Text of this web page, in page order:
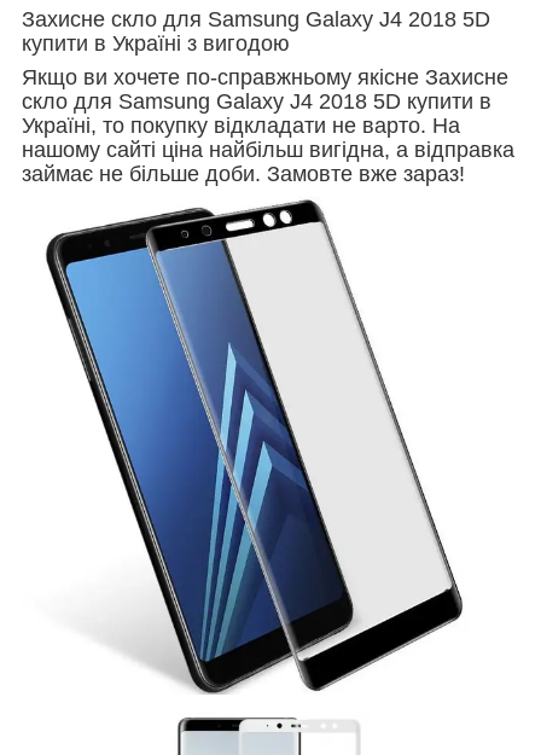
Захисне скло для Samsung Galaxy J4 2018 5D
купити в Україні з вигодою
Якщо ви хочете по-справжньому якісне Захисне
скло для Samsung Galaxy J4 2018 5D купити в
Україні, то покупку відкладати не варто. На
нашому сайті ціна найбільш вигідна, а відправка
займає не більше доби. Замовте вже зараз!